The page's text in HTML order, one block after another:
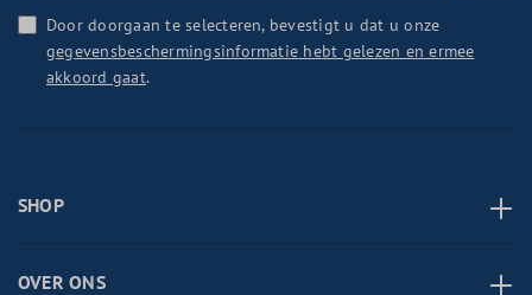
Door doorgaan te selecteren, bevestigt u dat u onze
gegevensbeschermingsinformatie hebt gelezen en ermee
akkoord gaat.
SHOP
OVER ONS